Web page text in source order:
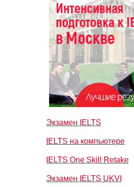
Экзамен IELTS
IELTS на компьютере
IELTS One Skill Retake
Экзамен IELTS UKVI